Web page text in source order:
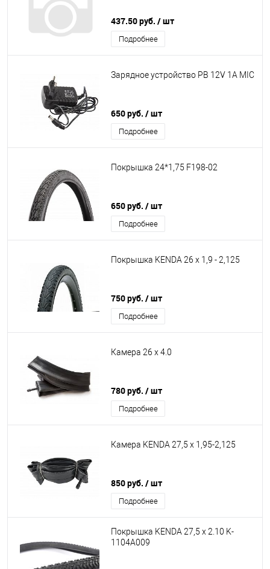
437.50 руб. / шт
Подробнее
Зарядное устройство PB 12V 1А MIC
650 руб. / шт
Подробнее
Покрышка 24*1,75 F198-02
650 руб. / шт
Подробнее
Покрышка KENDA 26 x 1,9 - 2,125
750 руб. / шт
Подробнее
Камера 26 х 4.0
780 руб. / шт
Подробнее
Камера KENDA 27,5 x 1,95-2,125
850 руб. / шт
Подробнее
Покрышка KENDA 27,5 x 2.10 K-
1104A009